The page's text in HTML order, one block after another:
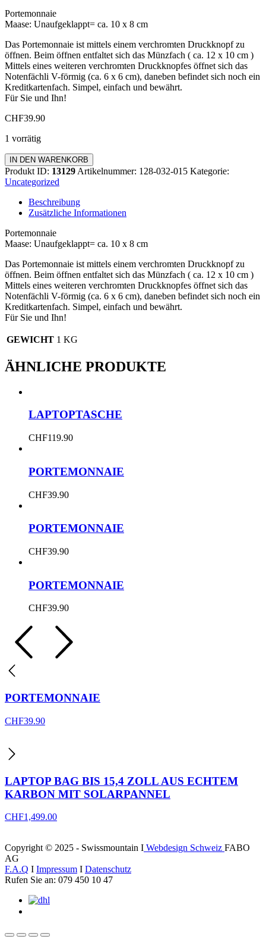
Portemonnaie
Maase: Unaufgeklappt= ca. 10 x 8 cm
Das Portemonnaie ist mittels einem verchromten Druckknopf zu
öffnen. Beim öffnen entfaltet sich das Münzfach ( ca. 12 x 10 cm )
Mittels eines weiteren verchromten Druckknopfes öffnet sich das
Notenfächli V-förmig (ca. 6 x 6 cm), daneben befindet sich noch ein
Kreditkartenfach. Simpel, einfach und bewährt.
Für Sie und Ihn!
CHF39.90
1 vorrätig
Portemonnaie
Menge
IN DEN WARENKORB
Produkt ID: 13129 Artikelnummer: 128-032-015 Kategorie:
Uncategorized
Beschreibung
Zusätzliche Informationen
Portemonnaie
Maase: Unaufgeklappt= ca. 10 x 8 cm
Das Portemonnaie ist mittels einem verchromten Druckknopf zu
öffnen. Beim öffnen entfaltet sich das Münzfach ( ca. 12 x 10 cm )
Mittels eines weiteren verchromten Druckknopfes öffnet sich das
Notenfächli V-förmig (ca. 6 x 6 cm), daneben befindet sich noch ein
Kreditkartenfach. Simpel, einfach und bewährt.
Für Sie und Ihn!
GEWICHT 1 KG
ÄHNLICHE PRODUKTE
LAPTOPTASCHE
CHF119.90
PORTEMONNAIE
CHF39.90
PORTEMONNAIE
CHF39.90
PORTEMONNAIE
CHF39.90
PORTEMONNAIE
CHF39.90
LAPTOP BAG BIS 15,4 ZOLL AUS ECHTEM
KARBON MIT SOLARPANNEL
CHF1,499.00
Copyright © 2025 - Swissmountain I Webdesign Schweiz FABO
AG
F.A.Q I Impressum I Datenschutz
Rufen Sie an: 079 450 10 47